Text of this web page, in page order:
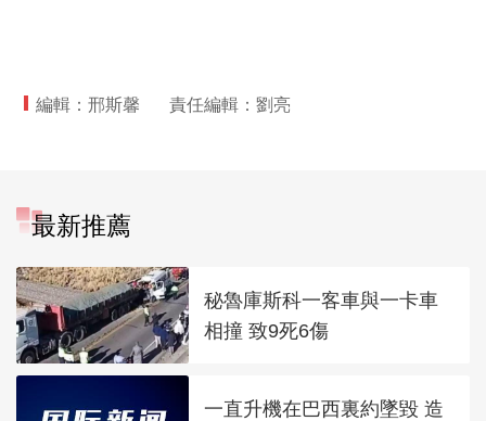
編輯：邢斯馨 責任編輯：劉亮
最新推薦
秘魯庫斯科一客車與一卡車
相撞 致9死6傷
一直升機在巴西裏約墜毀 造